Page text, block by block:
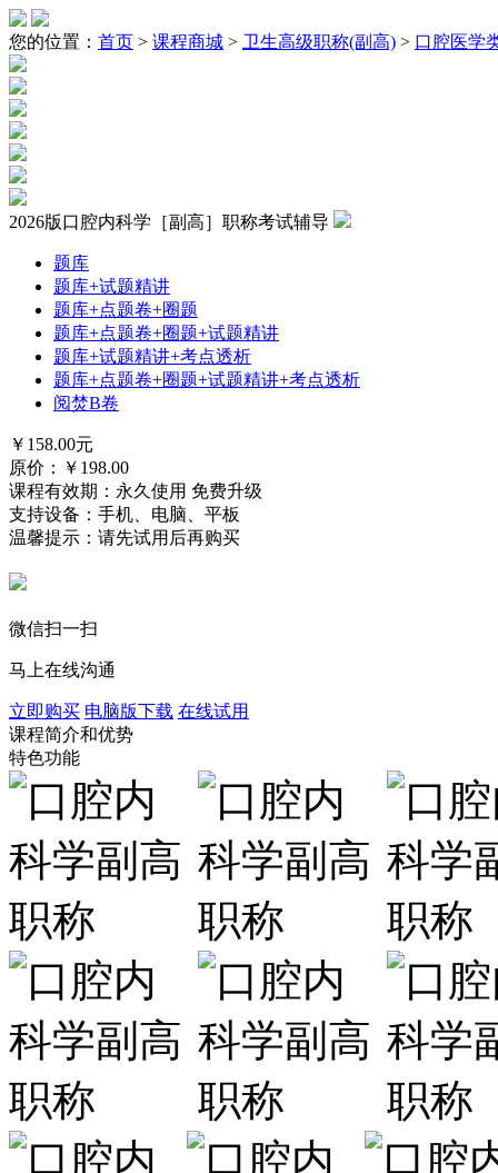
您的位置： 首页 > 课程商城 > 卫生高级职称(副高) > 口腔医学
2026版口腔内科学［副高］职称考试辅导
题库
题库+试题精讲
题库+点题卷+圈题
题库+点题卷+圈题+试题精讲
题库+试题精讲+考点透析
题库+点题卷+圈题+试题精讲+考点透析
阅焚B卷
￥ 158.00元
原价：￥ 198.00
课程有效期：永久使用 免费升级
支持设备：手机、电脑、平板
温馨提示：请先试用后再购买
微信扫一扫
马上在线沟通
立即购买 电脑版下载 在线试用
课程简介和优势
特色功能